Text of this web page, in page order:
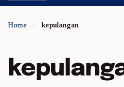
Home / kepulangan